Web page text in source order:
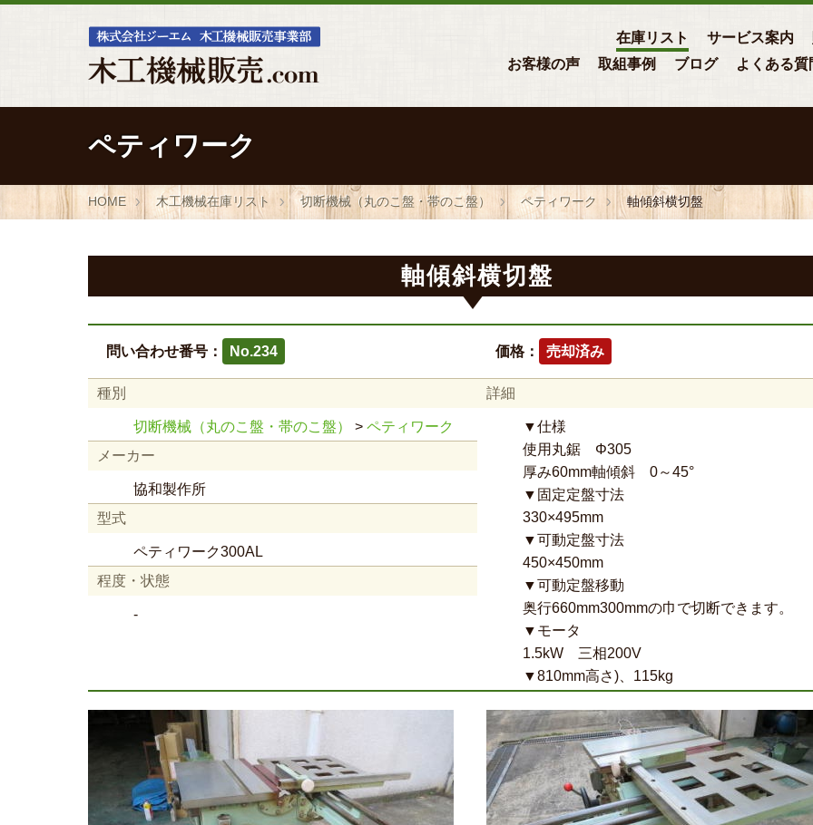
在庫リスト サービス案内
お客様の声
取組事例 ブログ よくある質
ペティワーク
HOME 木工機械在庫リスト 切断機械（丸のこ盤・帯のこ盤） ペティワーク 軸傾斜横切盤
軸傾斜横切盤
問い合わせ番号： No.234 価格： 売却済み
種別
切断機械（丸のこ盤・帯のこ盤） > ペティワーク
メーカー
協和製作所
型式
ペティワーク300AL
程度・状態
-
詳細
▼仕様
使用丸鋸 Φ305
厚み60mm軸傾斜 0～45°
▼固定定盤寸法
330×495mm
▼可動定盤寸法
450×450mm
▼可動定盤移動
奥行660mm300mmの巾で切断できます。
▼モータ
1.5kW 三相200V
▼810mm高さ)、115kg